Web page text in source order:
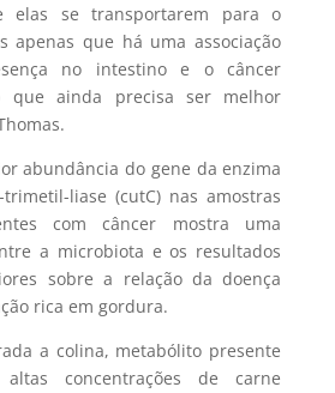
elas se transportarem para o
apenas que há uma associação
no intestino e o câncer
que ainda precisa ser melhor
abundância do gene da enzima
liase (cutC) nas amostras
com câncer mostra uma
a microbiota e os resultados
sobre a relação da doença
rica em gordura.
a colina, metabólito presente
concentrações de carne